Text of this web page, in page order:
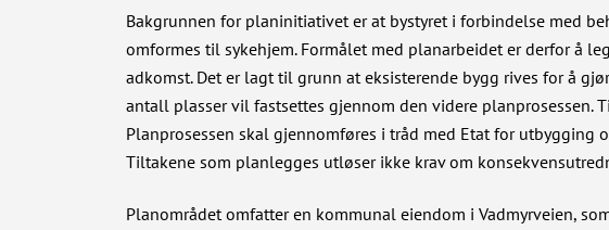
Bakgrunnen for planinitiativet er at bystyret i forbindelse med
omformes til sykehjem. Formålet med planarbeidet er derfor å
adkomst. Det er lagt til grunn at eksisterende bygg rives for å
antall plasser vil fastsettes gjennom den videre planprosessen.
Planprosessen skal gjennomføres i tråd med Etat for
Tiltakene som planlegges utløser ikke krav om
Planområdet omfatter en kommunal eiendom i Vadmyrveien,